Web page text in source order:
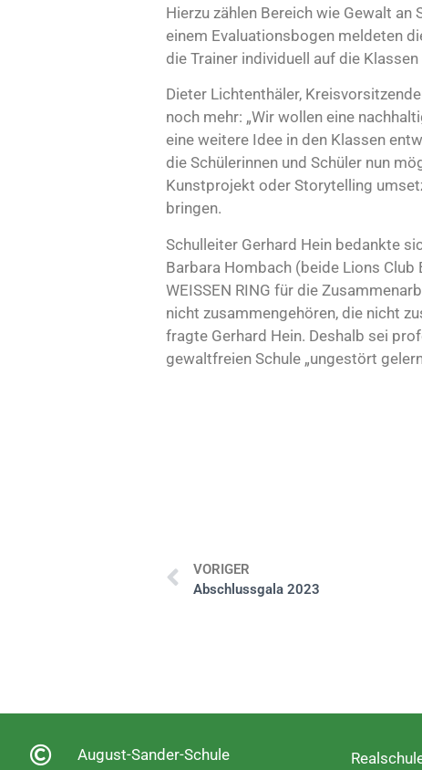
Hierzu zählen Bereich wie Gewalt
einem Evaluationsbogen meldeten
die Trainer individuell auf die
Dieter Lichtenthäler,
noch mehr: „Wir wollen eine
eine weitere Idee in den Klassen
die Schülerinnen und Schüler nun
Kunstprojekt oder Storytelling
bringen.
Schulleiter Gerhard Hein bedankte
Barbara Hombach (beide Lions
WEISSEN RING für die
nicht zusammengehören, die nicht
fragte Gerhard Hein. Deshalb sei
gewaltfreien Schule „ungestört
VORIGER
Abschlussgala 2023
August-Sander-Schule